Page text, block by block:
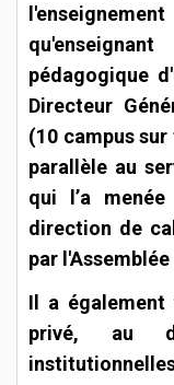
pédagogique
Directeur
(10 campus
parallèle au
qui l’a
direction de
par
Il a également
privé, au